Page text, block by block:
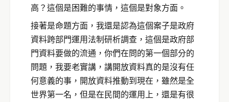
高？這個是困難的事情，這個是對象方面。
接著是命題方面，我還是認為這個案子是政府
資料跨部門運用法制研析調查，這個是政府部
門資料要做的流通，你們在問的第一個部分的
問題，我要老實講，講開放資料真的是沒有任
何意義的事，開放資料推動到現在，雖然是全
世界第一名，但是在民間的運用上，還是有很